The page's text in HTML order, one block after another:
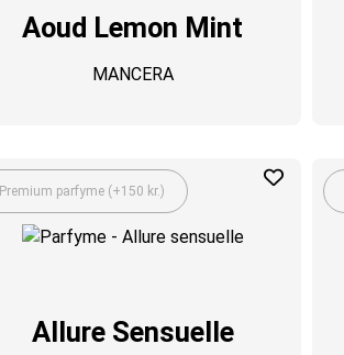
Aoud Lemon Mint
MANCERA
Premium parfyme (+150 kr.)
Allure Sensuelle